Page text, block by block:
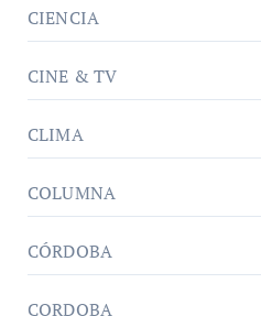
CIENCIA
CINE & TV
CLIMA
COLUMNA
CÓRDOBA
CORDOBA